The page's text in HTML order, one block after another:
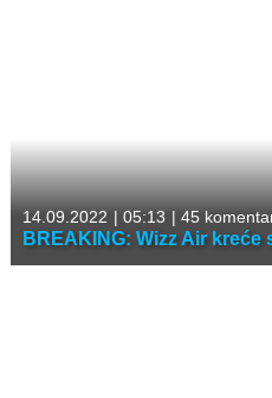
14.09.2022 | 05:13 | 45
BREAKING: Wizz Air kreće